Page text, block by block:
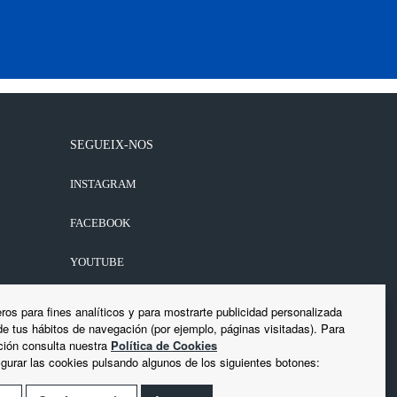
SEGUEIX-NOS
INSTAGRAM
FACEBOOK
YOUTUBE
para fines analíticos y para mostrarte publicidad personalizada
tus hábitos de navegación (por ejemplo, páginas visitadas). Para
consulta nuestra Política de Cookies
las cookies pulsando algunos de los siguientes botones: